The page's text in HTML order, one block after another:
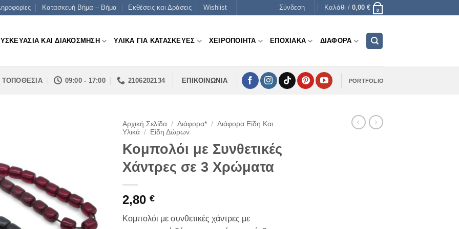
Κατασκευή Βήμα – Βήμα Εκθέσεις και Δράσεις Wishlist Σύνδεση Καλάθι / 0,00 € 0
ΚΑΙ ΔΙΑΚΟΣΜΗΣΗ ΥΛΙΚΑ ΓΙΑ ΚΑΤΑΣΚΕΥΕΣ ΧΕΙΡΟΠΟΙΗΤΑ ΕΠΟΧΙΑΚΑ ΔΙΑΦΟΡΑ
ΤΟΠΟΘΕΣΙΑ 09:00 - 17:00 2106202134 ΕΠΙΚΟΙΝΩΝΙΑ PORTFOLIO
Αρχική Σελίδα / Διάφορα* / Διάφορα Είδη Και
Υλικά / Είδη Δώρων
Κομπολόι με Συνθετικές
Χάντρες σε 3 Χρώματα
2,80 €
Κομπολόι με συνθετικές χάντρες με